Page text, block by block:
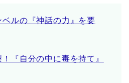
ルの『神話の力』を要
『自分の中に毒を持て』